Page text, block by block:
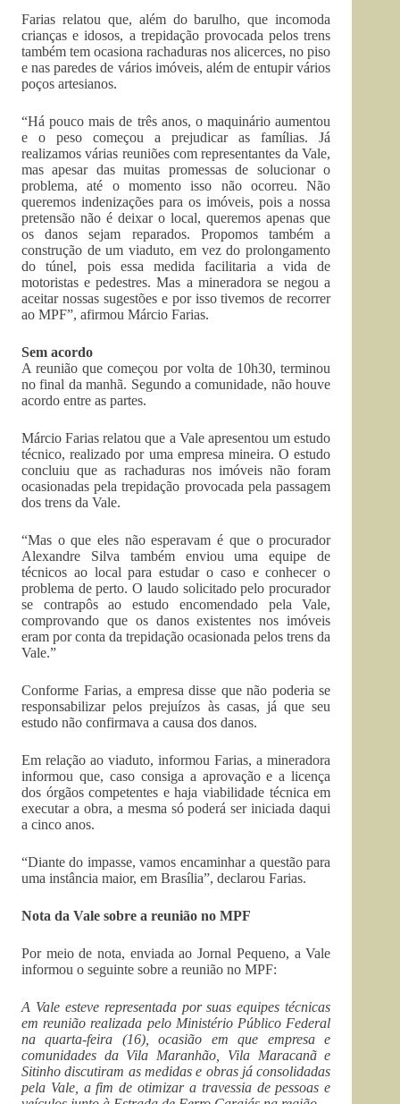
Farias relatou que, além do barulho, que incomoda
crianças e idosos, a trepidação provocada pelos trens
também tem ocasiona rachaduras nos alicerces, no piso
e nas paredes de vários imóveis, além de entupir vários
poços artesianos.
“Há pouco mais de três anos, o maquinário aumentou
e o peso começou a prejudicar as famílias. Já
realizamos várias reuniões com representantes da Vale,
mas apesar das muitas promessas de solucionar o
problema, até o momento isso não ocorreu. Não
queremos indenizações para os imóveis, pois a nossa
pretensão não é deixar o local, queremos apenas que
os danos sejam reparados. Propomos também a
construção de um viaduto, em vez do prolongamento
do túnel, pois essa medida facilitaria a vida de
motoristas e pedestres. Mas a mineradora se negou a
aceitar nossas sugestões e por isso tivemos de recorrer
ao MPF”, afirmou Márcio Farias.
Sem acordo
A reunião que começou por volta de 10h30, terminou
no final da manhã. Segundo a comunidade, não houve
acordo entre as partes.
Márcio Farias relatou que a Vale apresentou um estudo
técnico, realizado por uma empresa mineira. O estudo
concluiu que as rachaduras nos imóveis não foram
ocasionadas pela trepidação provocada pela passagem
dos trens da Vale.
“Mas o que eles não esperavam é que o procurador
Alexandre Silva também enviou uma equipe de
técnicos ao local para estudar o caso e conhecer o
problema de perto. O laudo solicitado pelo procurador
se contrapôs ao estudo encomendado pela Vale,
comprovando que os danos existentes nos imóveis
eram por conta da trepidação ocasionada pelos trens da
Vale.”
Conforme Farias, a empresa disse que não poderia se
responsabilizar pelos prejuízos às casas, já que seu
estudo não confirmava a causa dos danos.
Em relação ao viaduto, informou Farias, a mineradora
informou que, caso consiga a aprovação e a licença
dos órgãos competentes e haja viabilidade técnica em
executar a obra, a mesma só poderá ser iniciada daqui
a cinco anos.
“Diante do impasse, vamos encaminhar a questão para
uma instância maior, em Brasília”, declarou Farias.
Nota da Vale sobre a reunião no MPF
Por meio de nota, enviada ao Jornal Pequeno, a Vale
informou o seguinte sobre a reunião no MPF:
A Vale esteve representada por suas equipes técnicas
em reunião realizada pelo Ministério Público Federal
na quarta-feira (16), ocasião em que empresa e
comunidades da Vila Maranhão, Vila Maracanã e
Sitinho discutiram as medidas e obras já consolidadas
pela Vale, a fim de otimizar a travessia de pessoas e